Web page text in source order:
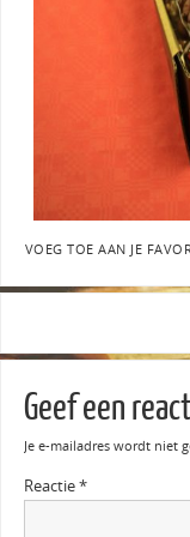
VOEG TOE AAN JE
Geef een
Je e-mailadres wordt niet
Reactie*